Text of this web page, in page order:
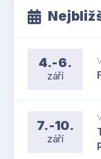
4.-6.
září
7.-10.
září